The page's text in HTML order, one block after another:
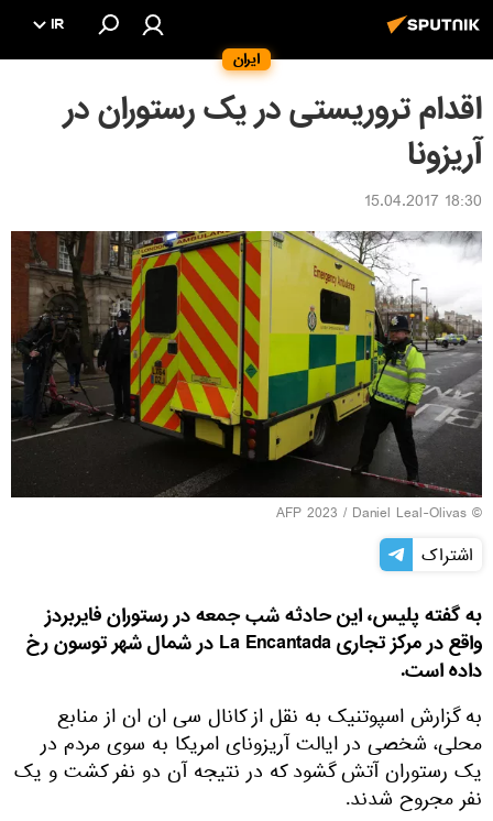
ایران
IR
اقدام تروریستی در یک رستوران در
آریزونا
18:30 15.04.2017
© AFP 2023 / Daniel Leal-Olivas
اشتراک
به گفته پلیس، این حادثه شب جمعه در رستوران فایربردز
واقع در مرکز تجاری La Encantada در شمال شهر توسون رخ
داده است.
به گزارش اسپوتنیک به نقل از کانال سی ان ان از منابع
محلی، شخصی در ایالت آریزونای امریکا به سوی مردم در
یک رستوران آتش گشود که در نتیجه آن دو نفر کشت و یک
نفر مجروح شدند.